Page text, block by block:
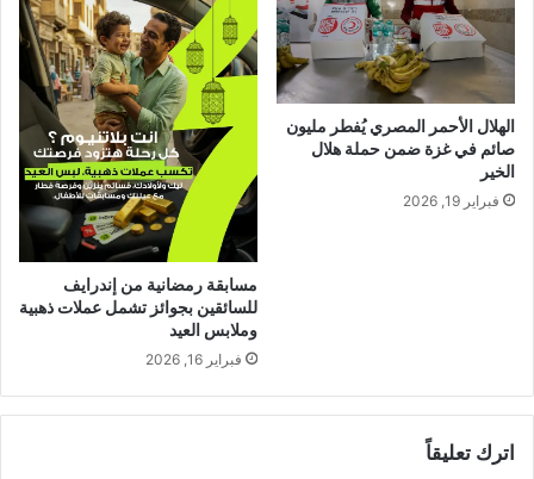
الهلال الأحمر المصري يُفطر مليون
صائم في غزة ضمن حملة هلال
الخير
فبراير 19, 2026
مسابقة رمضانية من إندرايف
للسائقين بجوائز تشمل عملات ذهبية
وملابس العيد
فبراير 16, 2026
اترك تعليقاً